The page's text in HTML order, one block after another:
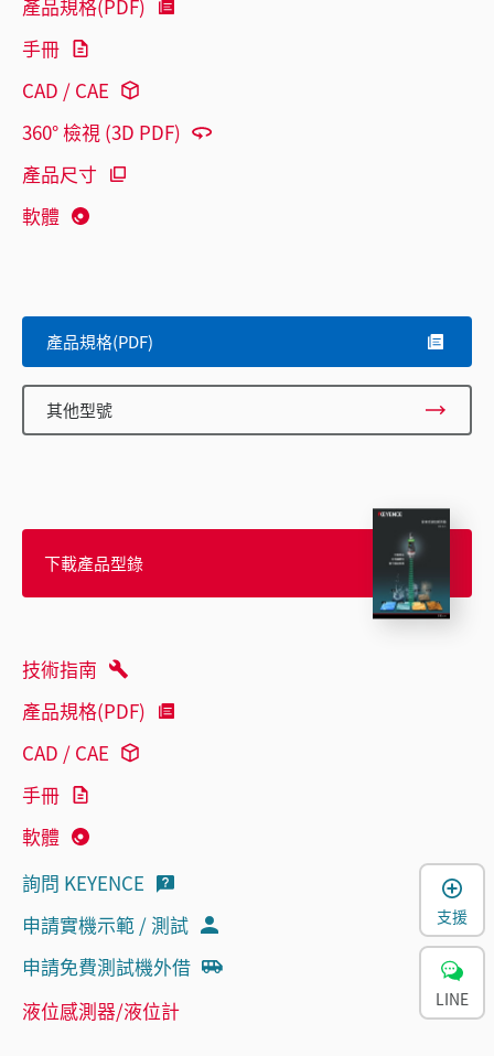
產品規格(PDF)
手冊
CAD / CAE
360° 檢視 (3D PDF)
產品尺寸
軟體
產品規格(PDF)
其他型號
下載產品型錄
技術指南
產品規格(PDF)
CAD / CAE
手冊
軟體
詢問 KEYENCE
申請實機示範 / 測試
申請免費測試機外借
液位感測器/液位計
支援
LINE